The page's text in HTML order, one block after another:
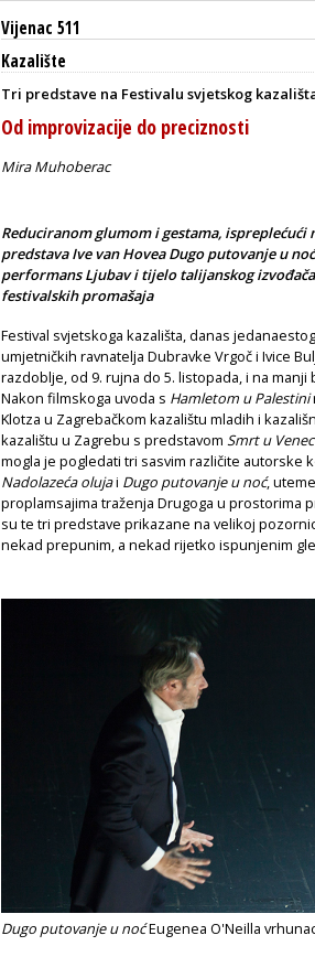
Vijenac 511
Kazalište
Tri predstave na Festivalu svjetskog
Od improvizacije do preciznosti
Mira Muhoberac
Reduciranom glumom i gestama,
predstava Ive van Hovea Dugo putovanje u
performans Ljubav i tijelo talijanskog
festivalskih promašaja
Festival svjetskoga kazališta, danas
umjetničkih ravnatelja Dubravke Vrgoč i Ivice
razdoblje, od 9. rujna do 5. listopada, i na
Nakon filmskoga uvoda s Hamletom u Palestini
Klotza u Zagrebačkom kazalištu mladih i
kazalištu u Zagrebu s predstavom Smrt u
mogla je pogledati tri sasvim različite autorske
Nadolazeća olujai Dugo putovanje u noć,
proplamsajima traženja Drugoga u prostorima
su te tri predstave prikazane na velikoj
nekad prepunim, a nekad rijetko ispunjenim
Dugo putovanje u noćEugenea O'Neilla